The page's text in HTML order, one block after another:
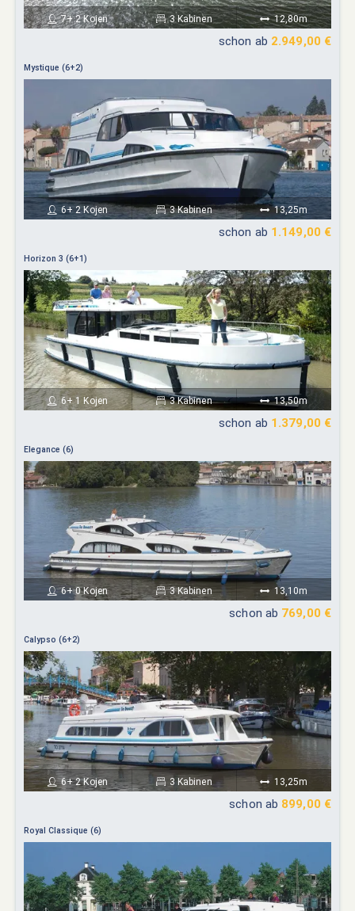
7+ 2 Kojen 3 Kabinen 12,80m
schon ab 2.949,00 €
Mystique (6+2)
6+ 2 Kojen 3 Kabinen 13,25m
schon ab 1.149,00 €
Horizon 3 (6+1)
6+ 1 Kojen 3 Kabinen 13,50m
schon ab 1.379,00 €
Elegance (6)
6+ 0 Kojen 3 Kabinen 13,10m
schon ab 769,00 €
Calypso (6+2)
6+ 2 Kojen 3 Kabinen 13,25m
schon ab 899,00 €
Royal Classique (6)